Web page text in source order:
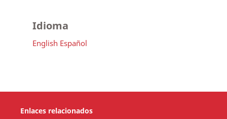
Idioma
English Español
Enlaces relacionados